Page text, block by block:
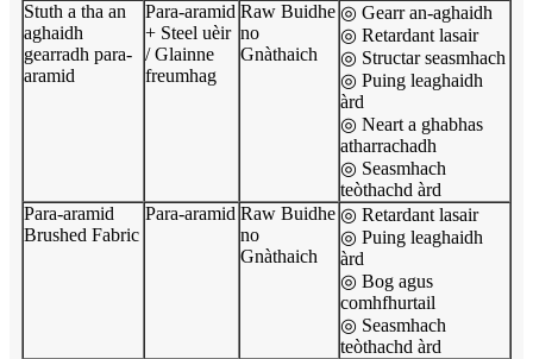
Stuth a tha an
aghaidh
gearradh para-
aramid
Para-aramid
+ Steel uèir
/ Glainne
freumhag
Raw Buidhe
no
Gnàthaich
◎ Gearr an-aghaidh
◎ Retardant lasair
◎ Structar seasmhach
◎ Puing leaghaidh
àrd
◎ Neart a ghabhas
atharrachadh
◎ Seasmhach
teòthachd àrd
Para-aramid
Brushed Fabric
Para-aramid Raw Buidhe
no
Gnàthaich
◎ Retardant lasair
◎ Puing leaghaidh
àrd
◎ Bog agus
comhfhurtail
◎ Seasmhach
teòthachd àrd